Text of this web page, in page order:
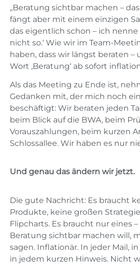
„Beratung sichtbar machen –
fängt aber mit einem einzigen
das eigentlich schon – ich
nicht so.‘ Wie wir im Team-
haben, dass wir längst beraten –
Wort ‚Beratung‘ ab sofort
Als das Meeting zu Ende ist,
Gedanken mit, der mich noch
beschäftigt: Wir beraten jeden
beim Blick auf die BWA, beim
Vorauszahlungen, beim kurzen
Schlossallee. Wir haben es nur
Und genau das ändern wir jetzt.
Die gute Nachricht: Es braucht
Produkte, keine großen
Flipcharts. Es braucht nur eines
Beratung sichtbar machen will,
sagen. Inflationär. In jeder Mail,
in jedem kurzen Hinweis. Nicht